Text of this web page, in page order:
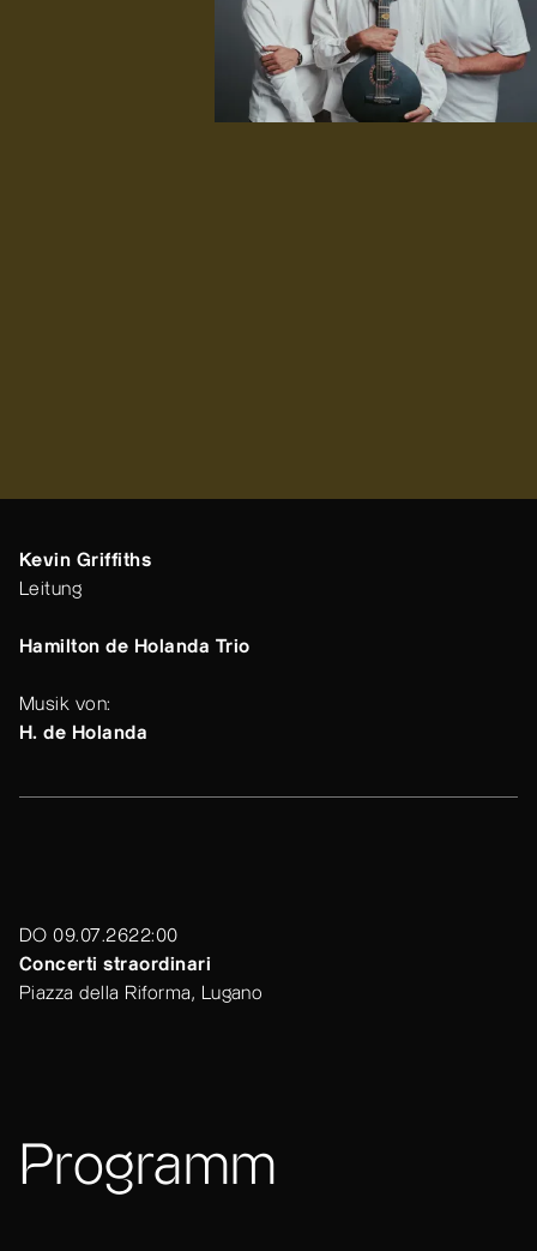
Kevin Griffiths
Leitung
Hamilton de Holanda Trio
Musik von:
H. de Holanda
DO 09.07.2622:00
Concerti straordinari
Piazza della Riforma, Lugano
Programm